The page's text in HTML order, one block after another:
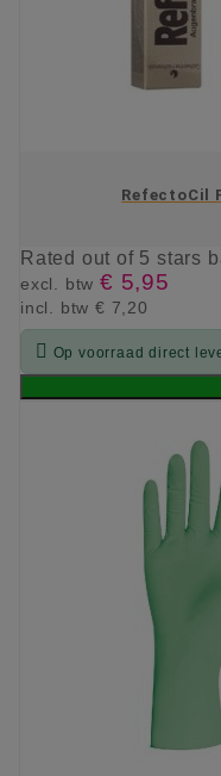
RefectoCil
Rated out of 5 stars
excl. btw € 5,95
incl. btw € 7,20
 Op voorraad direct